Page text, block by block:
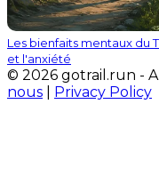
Les bienfaits mentaux du
et l'anxiété
© 2026 gotrail.run -
nous
Privacy Policy